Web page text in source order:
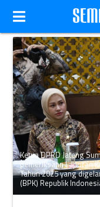
Ketua DPRD Jateng
pemeriksaan Laporan
Tahun 2025 yang
(BPK) Republik